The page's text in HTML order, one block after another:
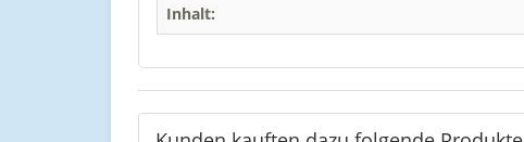
Inhalt: